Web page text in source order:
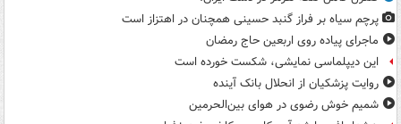
پرچم سیاه بر فراز گنبد حسینی همچنان در اهتزاز است
ماجرای پیاده روی اربعین حاج رمضان
این دیپلماسی نمایشی، شکست خورده است
روایت پزشکیان از انحلال بانک آینده
شمیم خوش رضوی در هوای بین‌الحرمین